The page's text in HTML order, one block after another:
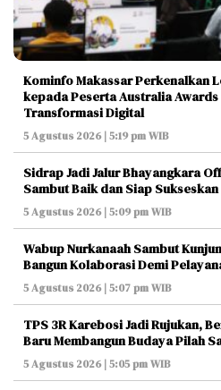
Kominfo Makassar Perkenalkan
kepada Peserta Australia
Transformasi Digital
5 Agustus 2026 | 5:19 pm WIB
Sidrap Jadi Jalur Bhayangkara
Sambut Baik dan Siap Sukseskan
5 Agustus 2026 | 5:09 pm WIB
Wabup Nurkanaah Sambut
Bangun Kolaborasi Demi
5 Agustus 2026 | 5:07 pm WIB
TPS 3R Karebosi Jadi Rujukan,
Baru Membangun Budaya Pilah
5 Agustus 2026 | 5:05 pm WIB